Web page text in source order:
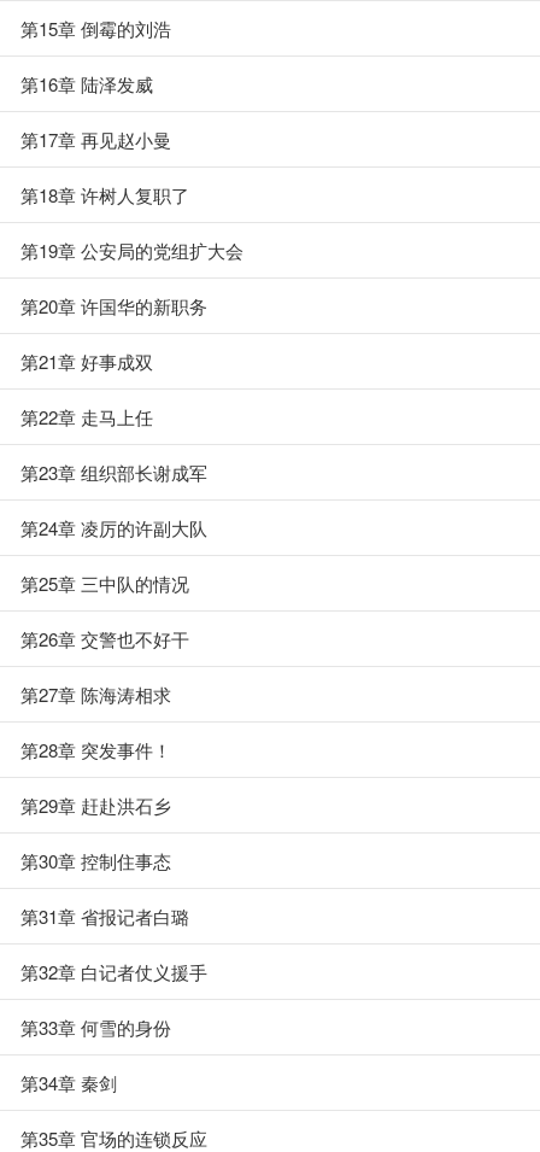
第15章 倒霉的刘浩
第16章 陆泽发威
第17章 再见赵小曼
第18章 许树人复职了
第19章 公安局的党组扩大会
第20章 许国华的新职务
第21章 好事成双
第22章 走马上任
第23章 组织部长谢成军
第24章 凌厉的许副大队
第25章 三中队的情况
第26章 交警也不好干
第27章 陈海涛相求
第28章 突发事件！
第29章 赶赴洪石乡
第30章 控制住事态
第31章 省报记者白璐
第32章 白记者仗义援手
第33章 何雪的身份
第34章 秦剑
第35章 官场的连锁反应